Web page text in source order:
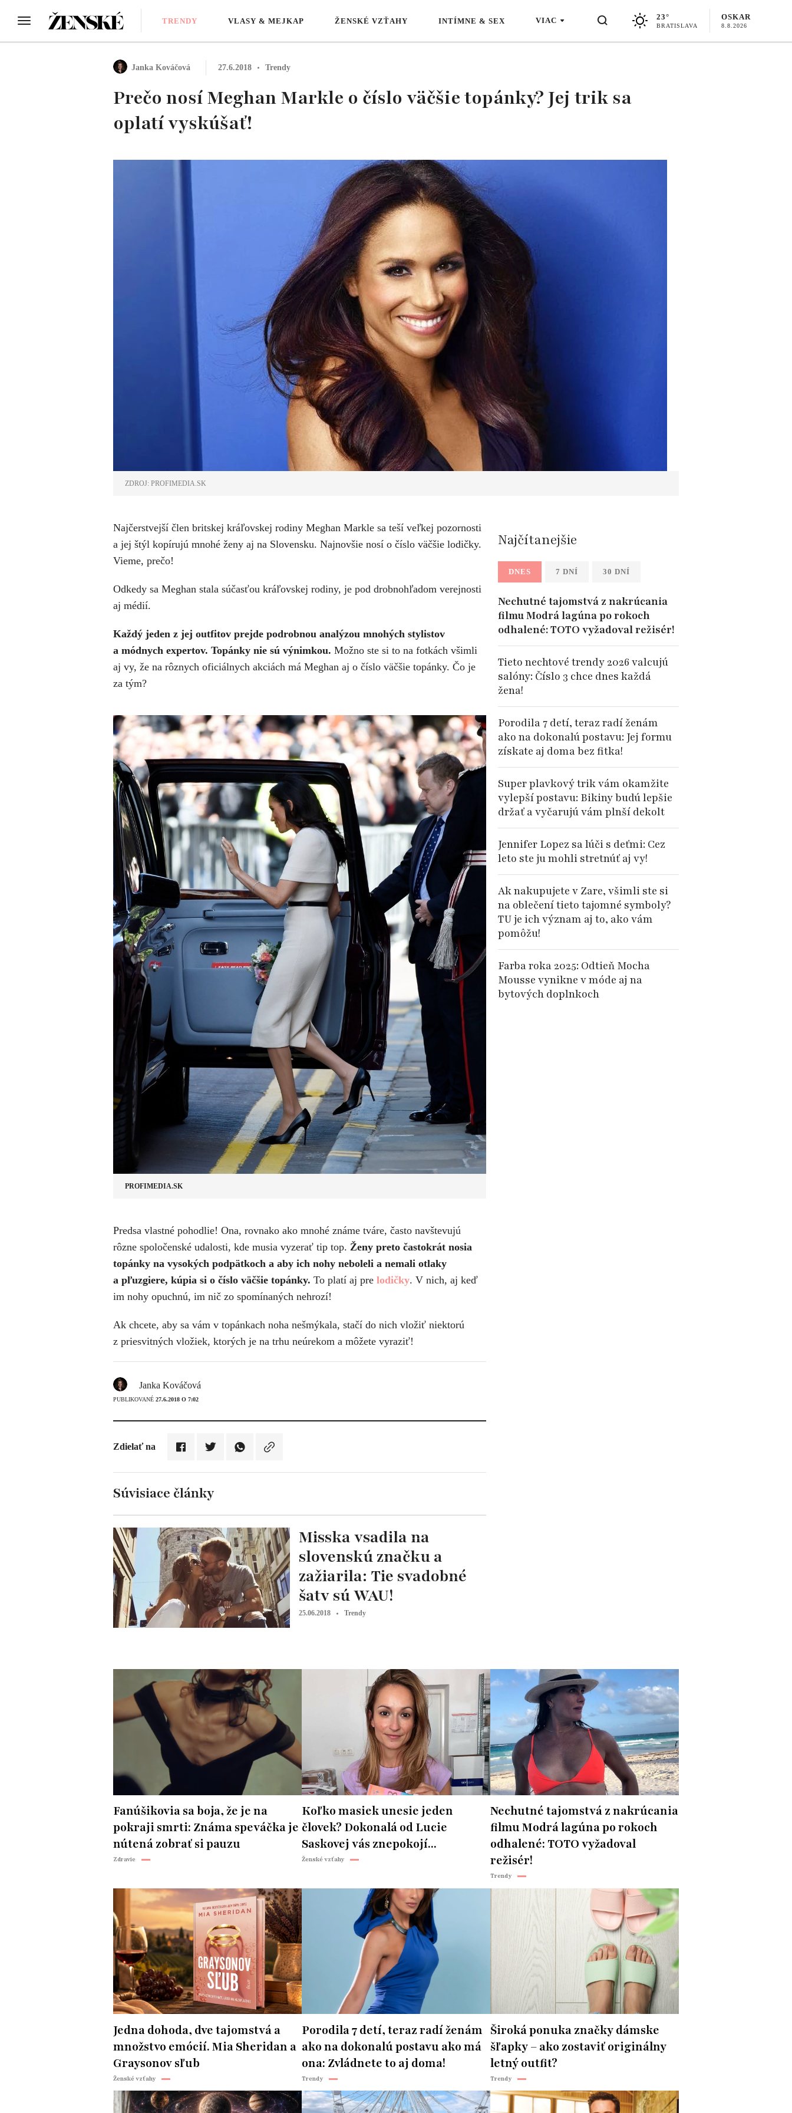
TRENDY VLASY & MEJKAP ŽENSKÉ VZŤAHY INTÍMNE & SEX VIAC 23°
BRATISLAVA
OSKAR
8.8.2026
Janka Kováčová 27.6.2018 Trendy
Prečo nosí Meghan Markle o číslo väčšie topánky? Jej trik sa
oplatí vyskúšať!
ZDROJ: PROFIMEDIA.SK
Najčerstvejší člen britskej kráľovskej rodiny Meghan Markle sa teší veľkej pozornosti
a jej štýl kopírujú mnohé ženy aj na Slovensku. Najnovšie nosí o číslo väčšie lodičky.
Vieme, prečo!
Odkedy sa Meghan stala súčasťou kráľovskej rodiny, je pod drobnohľadom verejnosti
aj médií.
Každý jeden z jej outfitov prejde podrobnou analýzou mnohých stylistov
a módnych expertov. Topánky nie sú výnimkou. Možno ste si to na fotkách všimli
aj vy, že na rôznych oficiálnych akciách má Meghan aj o číslo väčšie topánky. Čo je
za tým?
PROFIMEDIA.SK
​Predsa vlastné pohodlie! Ona, rovnako ako mnohé známe tváre, často navštevujú
rôzne spoločenské udalosti, kde musia vyzerať tip top. Ženy preto častokrát nosia
topánky na vysokých podpätkoch a aby ich nohy neboleli a nemali otlaky
a pľuzgiere, kúpia si o číslo väčšie topánky. To platí aj pre lodičky. V nich, aj keď
im nohy opuchnú, im nič zo spomínaných nehrozí!
​Ak chcete, aby sa vám v topánkach noha nešmýkala, stačí do nich vložiť niektorú
z priesvitných vložiek, ktorých je na trhu neúrekom a môžete vyraziť!
Janka Kováčová
PUBLIKOVANÉ 27.6.2018 O 7:02
Zdielať na
Súvisiace články
Misska vsadila na
slovenskú značku a
zažiarila: Tie svadobné
šaty sú WAU!
25.06.2018 Trendy
Najčítanejšie
DNES 7 DNÍ 30 DNÍ
Nechutné tajomstvá z nakrúcania
filmu Modrá lagúna po rokoch
odhalené: TOTO vyžadoval režisér!
Tieto nechtové trendy 2026 valcujú
salóny: Číslo 3 chce dnes každá
žena!
Porodila 7 detí, teraz radí ženám
ako na dokonalú postavu: Jej formu
získate aj doma bez fitka!
Super plavkový trik vám okamžite
vylepší postavu: Bikiny budú lepšie
držať a vyčarujú vám plnší dekolt
Jennifer Lopez sa lúči s deťmi: Cez
leto ste ju mohli stretnúť aj vy!
Ak nakupujete v Zare, všimli ste si
na oblečení tieto tajomné symboly?
TU je ich význam aj to, ako vám
pomôžu!
Farba roka 2025: Odtieň Mocha
Mousse vynikne v móde aj na
bytových doplnkoch
Fanúšikovia sa boja, že je na
pokraji smrti: Známa speváčka je
nútená zobrať si pauzu
Zdravie
Koľko masiek unesie jeden
človek? Dokonalá od Lucie
Saskovej vás znepokojí...
Ženské vzťahy
Nechutné tajomstvá z nakrúcania
filmu Modrá lagúna po rokoch
odhalené: TOTO vyžadoval
režisér!
Trendy
Jedna dohoda, dve tajomstvá a
množstvo emócií. Mia Sheridan a
Graysonov sľub
Ženské vzťahy
Porodila 7 detí, teraz radí ženám
ako na dokonalú postavu ako má
ona: Zvládnete to aj doma!
Trendy
Široká ponuka značky dámske
šľapky – ako zostaviť originálny
letný outfit?
Trendy